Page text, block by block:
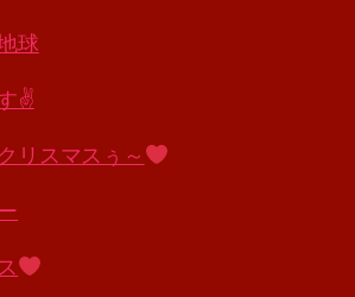
球
✌️
リスマスぅ～